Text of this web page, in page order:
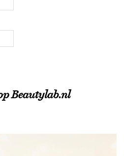
Beautylab.nl